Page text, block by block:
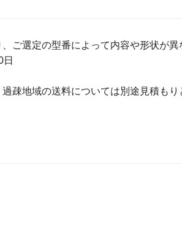
ご選定の型番によって内容や形状が異
疎地域の送料については別途見積も